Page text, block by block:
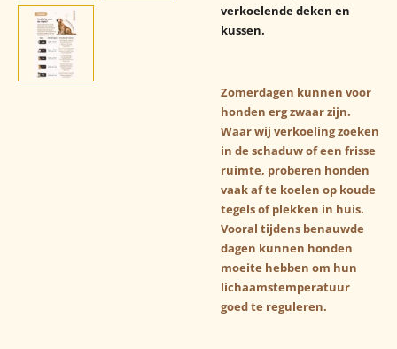
verkoelende deken en
kussen.
Zomerdagen kunnen voor
honden erg zwaar zijn.
Waar wij verkoeling zoeken
in de schaduw of een frisse
ruimte, proberen honden
vaak af te koelen op koude
tegels of plekken in huis.
Vooral tijdens benauwde
dagen kunnen honden
moeite hebben om hun
lichaamstemperatuur
goed te reguleren.